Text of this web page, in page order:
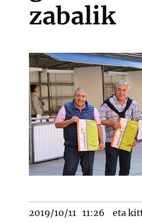
zabalik
2019/10/11 11:26 eta